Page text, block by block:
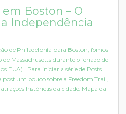
Boston – O
Independência
de Philadelphia para Boston, fomos
de Massachusetts durante o feriado de
EUA). Para iniciar a série de Posts
post um pouco sobre a Freedom Trail,
históricas da cidade. Mapa da